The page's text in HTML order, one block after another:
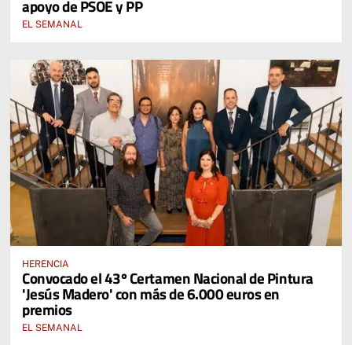
apoyo de PSOE y PP
EL SEMANAL
HERENCIA
Convocado el 43º Certamen Nacional de Pintura
'Jesús Madero' con más de 6.000 euros en
premios
EL SEMANAL